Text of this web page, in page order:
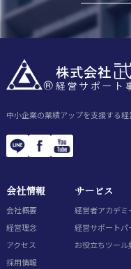
中小企業の業績アップを支援する経
会社情報
会社概要
経営理念
アクセス
採用情報
サービス
経営者アカデミ
経営サポートパ
お役立ちツール